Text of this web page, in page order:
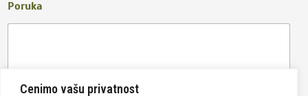
Cenimo vašu privatnost
Poruka